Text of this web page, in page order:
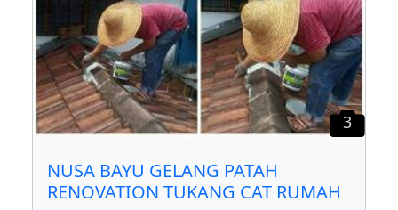
3
NUSA BAYU GELANG PATAH
RENOVATION TUKANG CAT RUMAH